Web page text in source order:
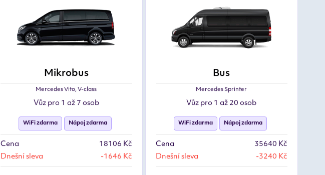
Mikrobus
Mercedes Vito, V-class
Vůz pro 1 až 7 osob
WiFi zdarma Nápoj zdarma
Cena
18106 Kč
Dnešní sleva
-1646 Kč
Bus
Mercedes Sprinter
Vůz pro 1 až 20 osob
WiFi zdarma Nápoj zdarma
Cena
35640 Kč
Dnešní sleva
-3240 Kč